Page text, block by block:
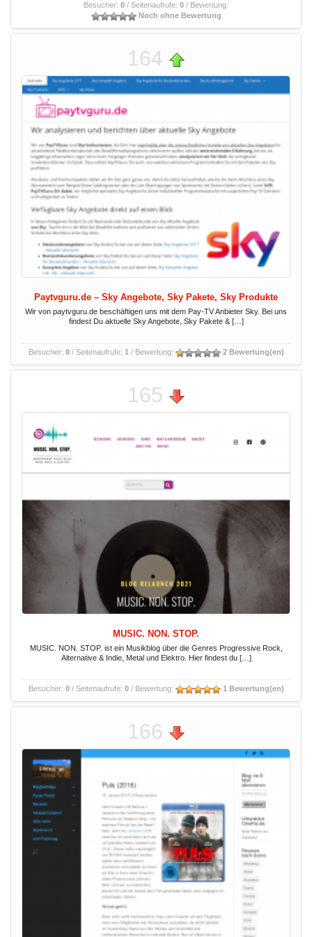
Besucher: 0 / Seitenaufrufe: 0 / Bewertung:
Noch ohne Bewertung
164
Paytvguru.de – Sky Angebote, Sky Pakete, Sky Produkte
Wir von paytvguru.de beschäftigen uns mit dem Pay-TV Anbieter Sky. Bei uns
findest Du aktuelle Sky Angebote, Sky Pakete & […]
Besucher: 0/ Seitenaufrufe: 1 / Bewertung: 2 Bewertung(en)
165
MUSIC. NON. STOP.
MUSIC. NON. STOP. ist ein Musikblog über die Genres Progressive Rock,
Alternative & Indie, Metal und Elektro. Hier findest du […]
Besucher: 0/ Seitenaufrufe: 0/ Bewertung: 1 Bewertung(en)
166